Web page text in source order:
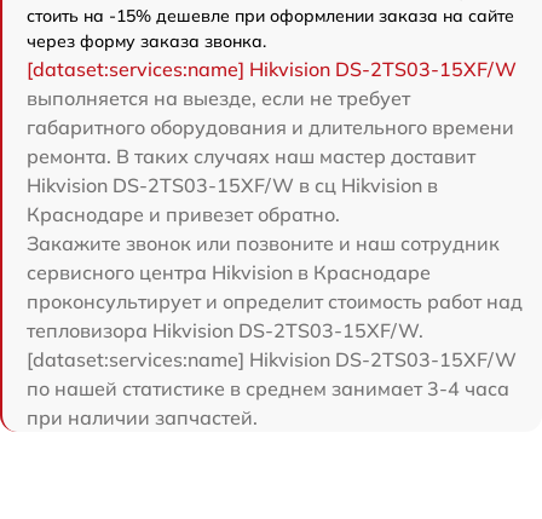
стоить на -15% дешевле при оформлении заказа на сайте
через форму заказа звонка.
[dataset:services:name] Hikvision DS-2TS03-15XF/W
выполняется на выезде, если не требует
габаритного оборудования и длительного времени
ремонта. В таких случаях наш мастер доставит
Hikvision DS-2TS03-15XF/W в сц Hikvision в
Краснодаре и привезет обратно.
Закажите звонок или позвоните и наш сотрудник
сервисного центра Hikvision в Краснодаре
проконсультирует и определит стоимость работ над
тепловизора Hikvision DS-2TS03-15XF/W.
[dataset:services:name] Hikvision DS-2TS03-15XF/W
по нашей статистике в среднем занимает 3-4 часа
при наличии запчастей.